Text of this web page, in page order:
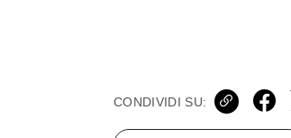
CONDIVIDI SU: